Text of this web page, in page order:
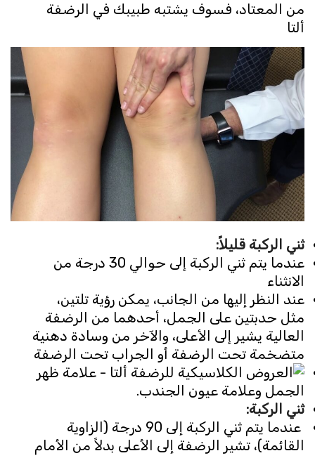
من المعتاد، فسوف يشتبه طبيبك في الرضفة
ألتا
ثني الركبة قليلاً:
عندما يتم ثني الركبة إلى حوالي 30 درجة من
الانثناء
عند النظر إليها من الجانب، يمكن رؤية تلتين،
مثل حدبتين على الجمل، أحدهما من الرضفة
العالية يشير إلى الأعلى، والآخر من وسادة دهنية
متضخمة تحت الرضفة أو الجراب تحت الرضفة
ثني الركبة:
عندما يتم ثني الركبة إلى 90 درجة (الزاوية
القائمة)، تشير الرضفة إلى الأعلى بدلاً من الأمام